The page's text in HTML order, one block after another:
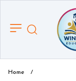
Home /